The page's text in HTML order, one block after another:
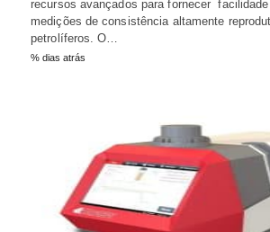
recursos avançados para fornecer
medições de consistência altamente
petrolíferos. O…
% dias atrás